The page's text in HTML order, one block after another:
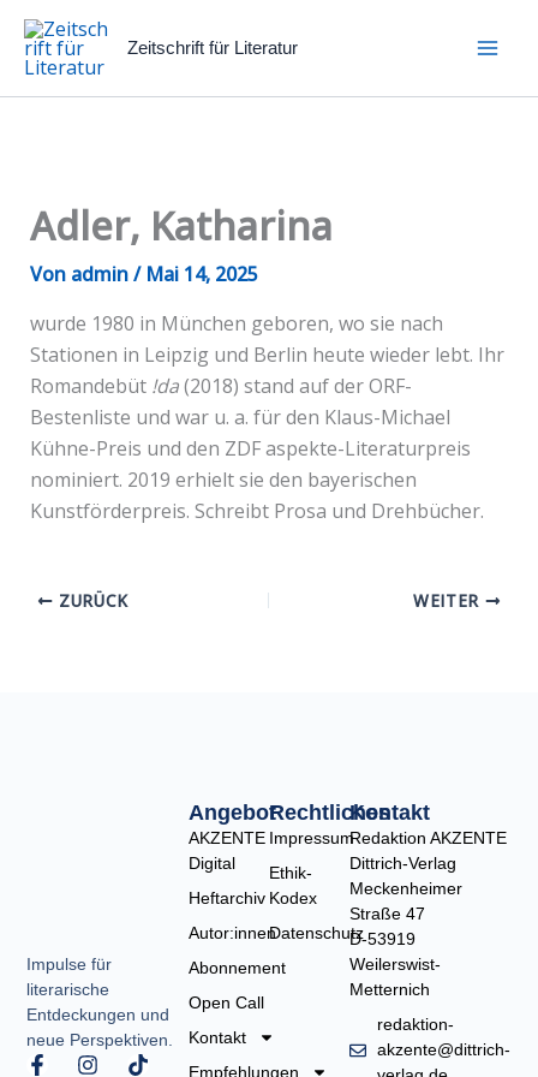
Zum
Inhalt
springen
Zeitschrift für Literatur
Adler, Katharina
Von admin/ Mai 14, 2025
wurde 1980 in München geboren, wo sie nach
Stationen in Leipzig und Berlin heute wieder lebt. Ihr
Romandebüt !da(2018) stand auf der ORF-
Bestenliste und war u. a. für den Klaus-Michael
Kühne-Preis und den ZDF aspekte-Literaturpreis
nominiert. 2019 erhielt sie den bayerischen
Kunstförderpreis. Schreibt Prosa und Drehbücher.
ZURÜCK WEITER
Impulse für
literarische
Entdeckungen und
neue Perspektiven.
F I T
Rechtliches
Impressum
Ethik-
Kodex
Datenschutz
Angebot
AKZENTE
Digital
Heftarchiv
Autor:innen
Abonnement
Open Call
Kontakt
Empfehlungen
Kontakt
Redaktion AKZENTE
Dittrich-Verlag
Meckenheimer
Straße 47
D-53919
Weilerswist-
Metternich
redaktion-
akzente@dittrich-